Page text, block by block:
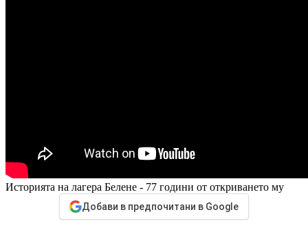
Историята на лагера Белене - 77 години от откриването му
Добави в предпочитани в Google